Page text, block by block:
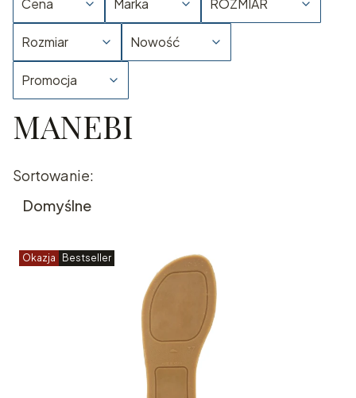
Cena Marka ROZMIAR
Rozmiar Nowość
Promocja
Koniec filtrów
MANEBI
Lista produktów
Sortowanie:
Domyślne
Okazja Bestseller